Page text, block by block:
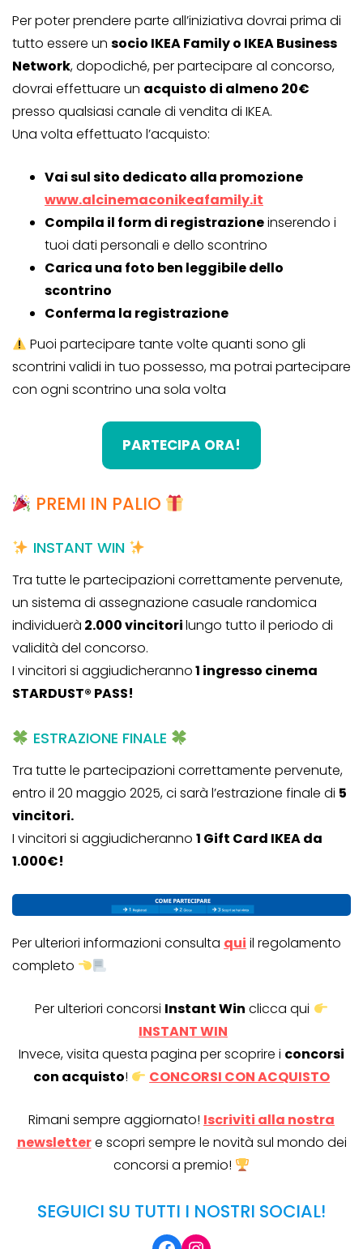
Per poter prendere parte all’iniziativa dovrai prima di
tutto essere un socio IKEA Family o IKEA Business
Network, dopodiché, per partecipare al concorso,
dovrai effettuare un acquisto di almeno 20€
presso qualsiasi canale di vendita di IKEA.
Una volta effettuato l’acquisto:
Vai sul sito dedicato alla promozione
www.alcinemaconikeafamily.it
Compila il form di registrazioneinserendo i
tuoi dati personali e dello scontrino
Carica una foto ben leggibile dello
scontrino
Conferma la registrazione
Puoi partecipare tante volte quanti sono gli
scontrini validi in tuo possesso, ma potrai partecipare
con ogni scontrino una sola volta
PARTECIPA ORA!
PREMI IN PALIO
INSTANT WIN
Tra tutte le partecipazioni correttamente pervenute,
un sistema di assegnazione casuale randomica
individuerà 2.000 vincitorilungo tutto il periodo di
validità del concorso.
I vincitori si aggiudicheranno1 ingresso cinema
STARDUST® PASS!
ESTRAZIONE FINALE
Tra tutte le partecipazioni correttamente pervenute,
entro il 20 maggio 2025, ci sarà l’estrazione finale di 5
vincitori.
I vincitori si aggiudicheranno 1 Gift Card IKEA da
1.000€!
Per ulteriori informazioni consulta qui il regolamento
completo
Per ulteriori concorsi Instant Win clicca qui
INSTANT WIN
Invece, visita questa pagina per scoprire i concorsi
con acquisto! CONCORSI CON ACQUISTO
Rimani sempre aggiornato! Iscriviti alla nostra
newslettere scopri sempre le novità sul mondo dei
concorsi a premio!
SEGUICI SU TUTTI I NOSTRI SOCIAL!